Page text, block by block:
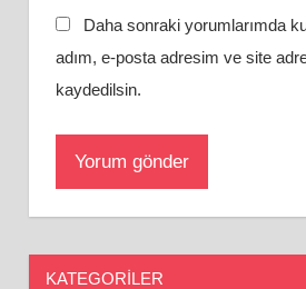
Daha sonraki yorumlarımda
adım, e-posta adresim ve site
kaydedilsin.
KATEGORILER